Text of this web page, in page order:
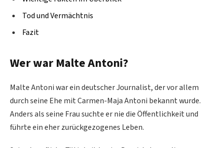
Tod und Vermächtnis
Fazit
Wer war Malte Antoni?
Malte Antoni war ein deutscher Journalist, der vor allem
durch seine Ehe mit Carmen-Maja Antoni bekannt wurde.
Anders als seine Frau suchte er nie die Öffentlichkeit und
führte ein eher zurückgezogenes Leben.